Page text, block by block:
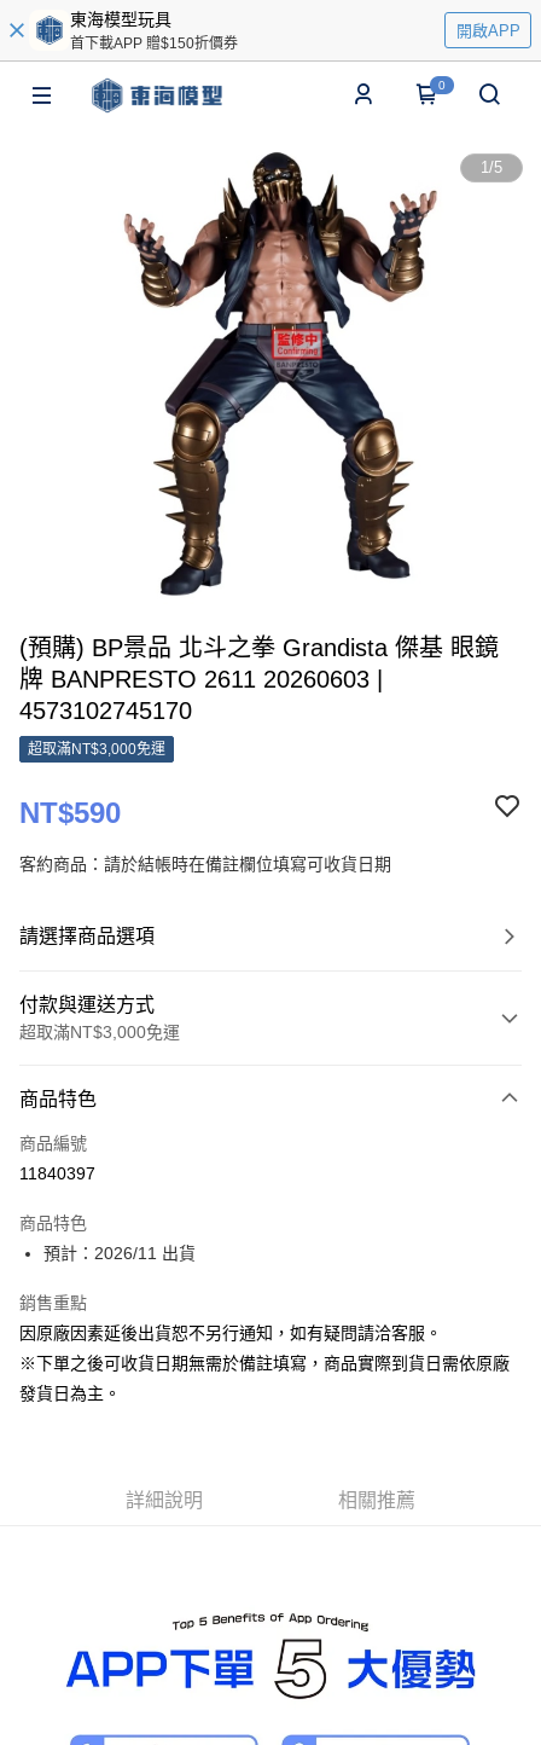
東海模型玩具
首下載APP 贈$150折價券
開啟APP
0
1/5
(預購) BP景品 北斗之拳 Grandista 傑基 眼鏡
牌 BANPRESTO 2611 20260603 |
4573102745170
超取滿NT$3,000免運
NT$590
客約商品：請於結帳時在備註欄位填寫可收貨日期
請選擇商品選項
付款與運送方式
超取滿NT$3,000免運
信用卡一次付款
超商取貨付款
ATM付款
運送方式
預購-全家取貨付款(舊)
預購-7-11取貨付款(舊)
每筆NT$90，滿NT$3,000(含以上)免運費
預購-宅配(舊)
每筆NT$120，滿NT$3,000(含以上)免運費
預購-宅配(離島)(舊)
商品特色
商品編號
11840397
商品特色
預計：2026/11 出貨
銷售重點
因原廠因素延後出貨恕不另行通知，如有疑問請洽客服。
※下單之後可收貨日期無需於備註填寫，商品實際到貨日需依原廠
發貨日為主。
詳細說明 相關推薦